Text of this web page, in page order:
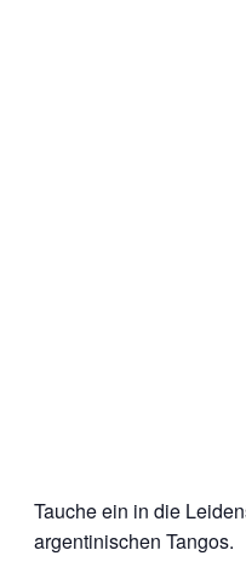
Tauche ein in die
argentinischen Tangos.